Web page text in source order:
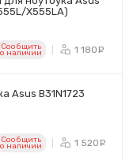
X555LA)
Сообщить
o наличии 1 180
Asus B31N1723
Сообщить
o наличии 1 520